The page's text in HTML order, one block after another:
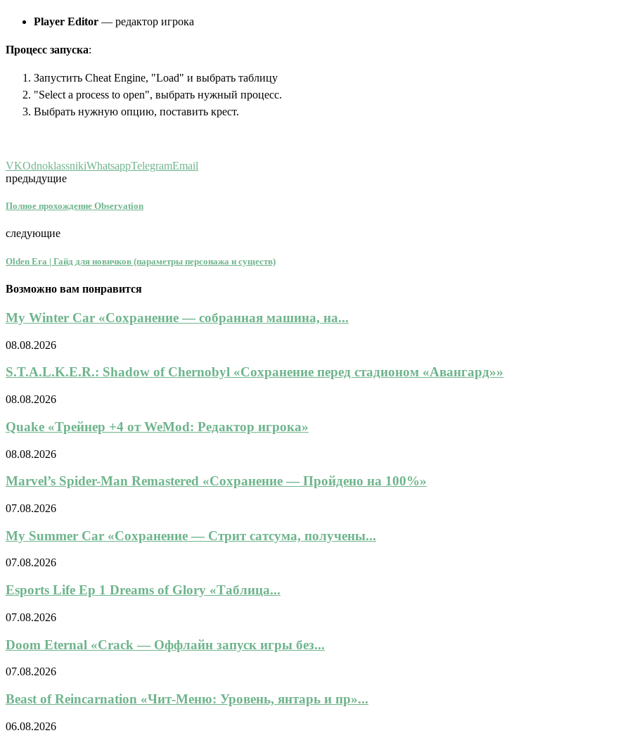
Player Editor — редактор игрока
Процесс запуска:
Запустить Cheat Engine, "Load" и выбрать таблицу
"Select a process to open", выбрать нужный процесс.
Выбрать нужную опцию, поставить крест.
VKOdnoklassnikiWhatsappTelegramEmail
предыдущие
Полное прохождение Observation
следующие
Olden Era | Гайд для новичков (параметры персонажа и существ)
Возможно вам понравится
My Winter Car «Сохранение — собранная машина, на...
08.08.2026
S.T.A.L.K.E.R.: Shadow of Chernobyl «Сохранение перед стадионом «Авангард»»
08.08.2026
Quake «Трейнер +4 от WeMod: Редактор игрока»
08.08.2026
Marvel’s Spider-Man Remastered «Сохранение — Пройдено на 100%»
07.08.2026
My Summer Car «Сохранение — Стрит сатсума, получены...
07.08.2026
Esports Life Ep 1 Dreams of Glory «Таблица...
07.08.2026
Doom Eternal «Crack — Оффлайн запуск игры без...
07.08.2026
Beast of Reincarnation «Чит-Меню: Уровень, янтарь и пр»...
06.08.2026